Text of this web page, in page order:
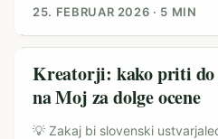
ciljanje, jezikovne variacije in
premaknejo metrične kazalnike
Bangladeš ima hitro rastočo
potrošniško kulturo hrane,
so točke, kjer znamke iščejo
25. FEBRUAR 2026 · 5 MIN
Kreatorji: kako priti do
na Moj za dolge ocene
💡 Zakaj bi slovenski